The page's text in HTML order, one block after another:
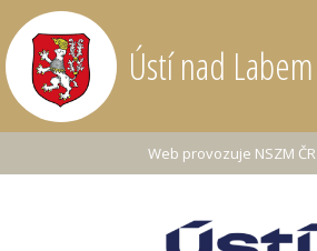
Ústí nad Labem
Web provozuje NSZM ČR